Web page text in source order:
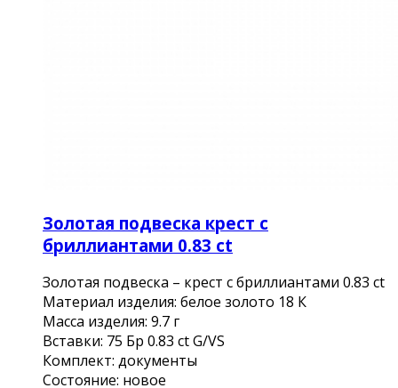
Золотая подвеска крест с
бриллиантами 0.83 ct
Золотая подвеска – крест с бриллиантами 0.83 ct
Материал изделия: белое золото 18 К
Масса изделия: 9.7 г
Вставки: 75 Бр 0.83 ct G/VS
Комплект: документы
Состояние: новое